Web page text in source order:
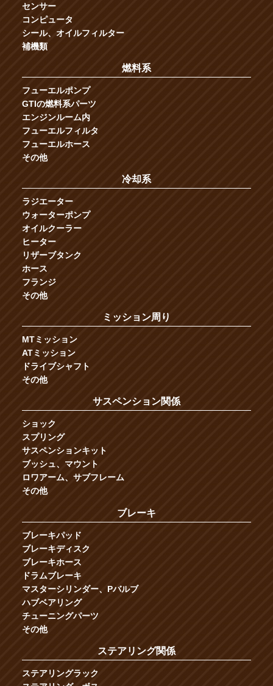
センサー
コンピュータ
シール、オイルフィルター
補機類
燃料系
フューエルポンプ
GTIの燃料系パーツ
エンジンルーム内
フューエルフィルタ
フューエルホース
その他
冷却系
ラジエーター
ウォーターポンプ
オイルクーラー
ヒーター
リザーブタンク
ホース
フランジ
その他
ミッション周り
MTミッション
ATミッション
ドライブシャフト
その他
サスペンション関係
ショック
スプリング
サスペンションキット
ブッシュ、マウント
ロワアーム、サブフレーム
その他
ブレーキ
ブレーキパッド
ブレーキディスク
ブレーキホース
ドラムブレーキ
マスターシリンダー、Pバルブ
ハブベアリング
チューニングパーツ
その他
ステアリング関係
ステアリングラック